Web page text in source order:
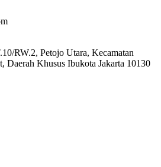
RW.2, Petojo Utara, Kecamatan
Daerah Khusus Ibukota Jakarta 10130